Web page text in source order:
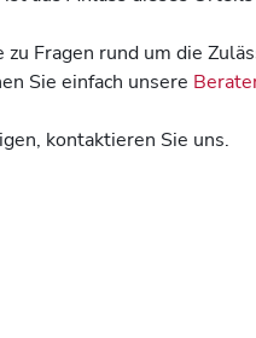
Fragen rund um die
Sie einfach unsere
kontaktieren Sie uns.